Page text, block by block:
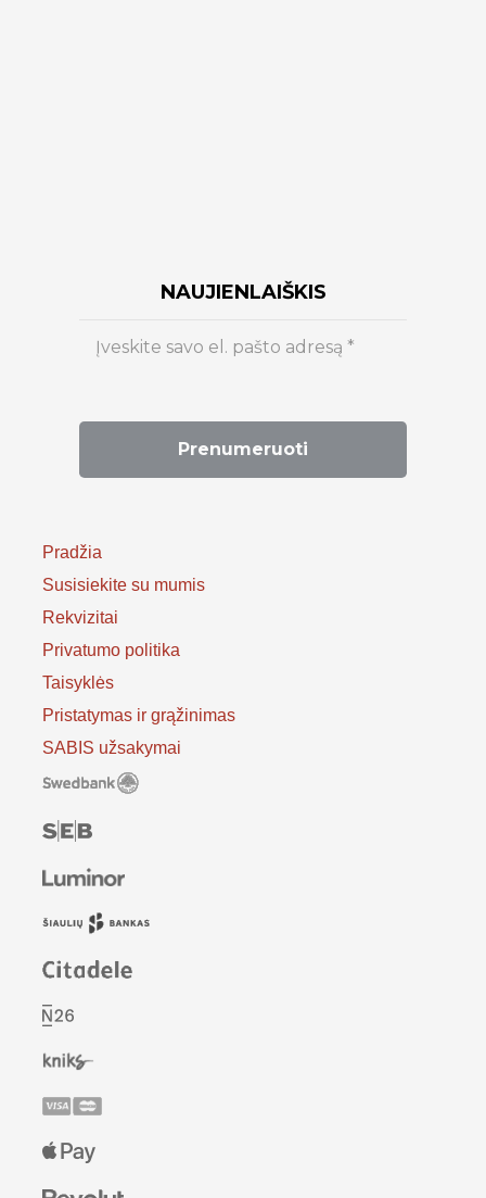
NAUJIENLAIŠKIS
Pradžia
Susisiekite su mumis
Rekvizitai
Privatumo politika
Taisyklės
Pristatymas ir grąžinimas
SABIS užsakymai